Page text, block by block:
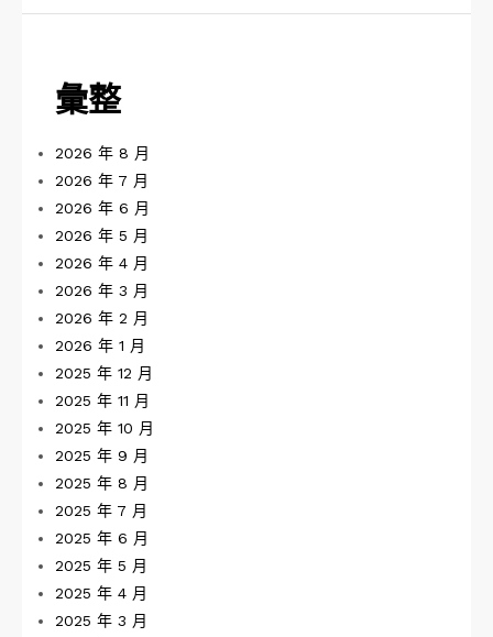
彙整
2026 年 8 月
2026 年 7 月
2026 年 6 月
2026 年 5 月
2026 年 4 月
2026 年 3 月
2026 年 2 月
2026 年 1 月
2025 年 12 月
2025 年 11 月
2025 年 10 月
2025 年 9 月
2025 年 8 月
2025 年 7 月
2025 年 6 月
2025 年 5 月
2025 年 4 月
2025 年 3 月